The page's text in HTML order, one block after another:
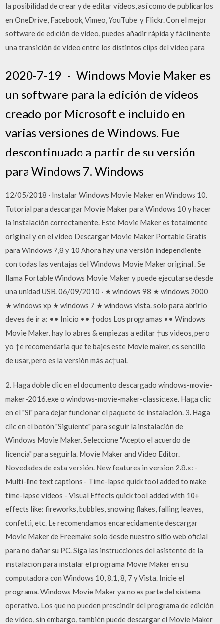
la posibilidad de crear y de editar vídeos, así como de publicarlos
en OneDrive, Facebook, Vimeo, YouTube, y Flickr. Con el mejor
software de edición de vídeo, puedes añadir rápida y fácilmente
una transición de vídeo entre los distintos clips del vídeo para
2020-7-19 · Windows Movie Maker es
un software para la edición de vídeos
creado por Microsoft e incluido en
varias versiones de Windows. Fue
descontinuado a partir de su versión
para Windows 7. Windows
12/05/2018 · Instalar Windows Movie Maker en Windows 10.
Tutorial para descargar Movie Maker para Windows 10 y hacer
la instalación correctamente. Este Movie Maker es totalmente
original y en el vídeo Descargar Movie Maker Portable Gratis
para Windows 7,8 y 10 Ahora hay una versión independiente
con todas las ventajas del Windows Movie Maker original . Se
llama Portable Windows Movie Maker y puede ejecutarse desde
una unidad USB. 06/09/2010 · ★ windows 98 ★ windows 2000
★ windows xp ★ windows 7 ★ windows vista. solo para abrirlo
deves de ir a: •• Inicio •• †odos Los programas •• Windows
Movie Maker. hay lo abres & empiezas a editar †us videos, pero
yo †e recomendaria que te bajes este Movie maker, es sencillo
de usar, pero es la versión más ac†uaL
2. Haga doble clic en el documento descargado windows-movie-
maker-2016.exe o windows-movie-maker-classic.exe. Haga clic
en el "Sí" para dejar funcionar el paquete de instalación. 3. Haga
clic en el botón "Siguiente" para seguir la instalación de
Windows Movie Maker. Seleccione "Acepto el acuerdo de
licencia" para seguirla. Movie Maker and Video Editor.
Novedades de esta versión. New features in version 2.8.x: -
Multi-line text captions - Time-lapse quick tool added to make
time-lapse videos - Visual Effects quick tool added with 10+
effects like: fireworks, bubbles, snowing flakes, falling leaves,
confetti, etc. Le recomendamos encarecidamente descargar
Movie Maker de Freemake solo desde nuestro sitio web oficial
para no dañar su PC. Siga las instrucciones del asistente de la
instalación para instalar el programa Movie Maker en su
computadora con Windows 10, 8.1, 8, 7 y Vista. Inicie el
programa. Windows Movie Maker ya no es parte del sistema
operativo. Los que no pueden prescindir del programa de edición
de vídeo, sin embargo, también puede descargar el Movie Maker